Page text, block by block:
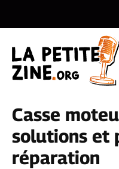
contenu
Casse
solutions et
réparation